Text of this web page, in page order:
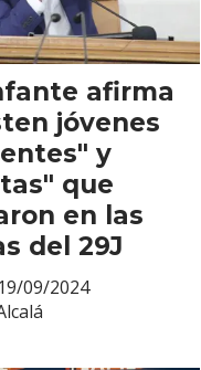
afirma
jóvenes
y
que
en las
del 29J
19/09/2024